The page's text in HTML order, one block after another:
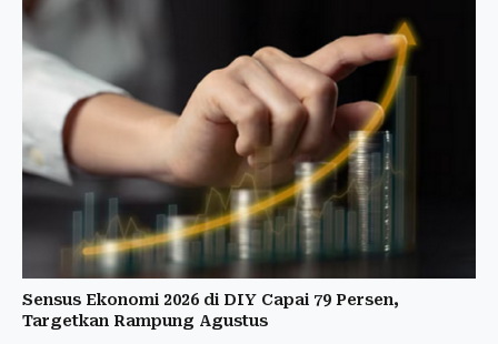
Sensus Ekonomi 2026 di DIY Capai 79 Persen,
Targetkan Rampung Agustus